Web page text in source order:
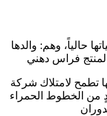
حالياً، وهم: والدها
المنتج فراس دهني
تطمح لامتلاك شركة
من الخطوط الحمراء